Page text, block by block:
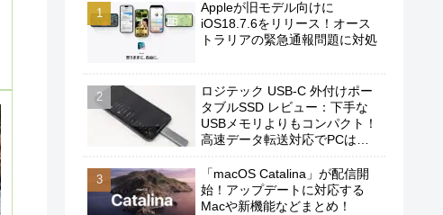
Appleが旧モデル向けに
iOS18.7.6をリリース！オース
トラリアの緊急通報問題に対処
ロジテック USB-C 外付けポー
タブルSSD レビュー：下手な
USBメモリよりもコンパクト！
高速データ転送対応でPCは勿
もおすすめ！
「macOS Catalina」が配信開
始！アップデートに対応する
Macや新機能などまとめ！